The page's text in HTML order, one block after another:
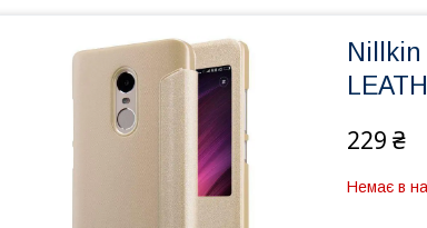
Nillkin
229 ₴
Немає в